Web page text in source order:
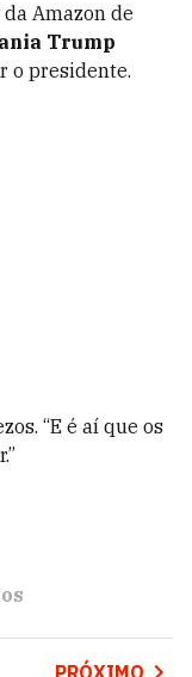
Amazon de
Trump
o presidente.
“E é aí que os
PRÓXIMO